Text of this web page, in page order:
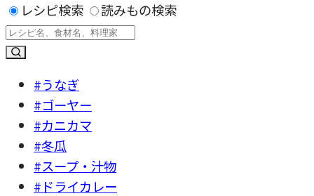
レシピ検索
読みもの検索
#うなぎ
#ゴーヤー
#カニカマ
#冬瓜
#スープ・汁物
#ドライカレー